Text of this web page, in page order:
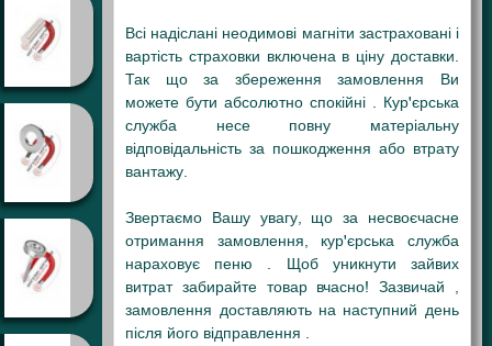
Всі надіслані неодимові магніти застраховані і
вартість страховки включена в ціну доставки.
Так що за збереження замовлення Ви
можете бути абсолютно спокійні . Кур'єрська
служба несе повну матеріальну
відповідальність за пошкодження або втрату
вантажу.
Звертаємо Вашу увагу, що за несвоєчасне
отримання замовлення, кур'єрська служба
нараховує пеню . Щоб уникнути зайвих
витрат забирайте товар вчасно! Зазвичай ,
замовлення доставляють на наступний день
після його відправлення .